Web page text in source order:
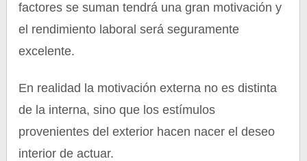
factores se suman tendrá una gran motivación y
el rendimiento laboral será seguramente
excelente.
En realidad la motivación externa no es distinta
de la interna, sino que los estímulos
provenientes del exterior hacen nacer el deseo
interior de actuar.